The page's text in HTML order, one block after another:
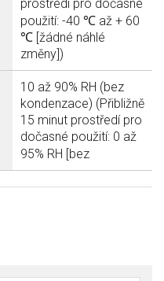
prostředí pro dočasné
použití: -40 ℃ až + 60
℃ [žádné náhlé
změny])
10 až 90% RH (bez
kondenzace) (Přibližně
15 minut prostředí pro
dočasné použití: 0 až
95% RH [bez